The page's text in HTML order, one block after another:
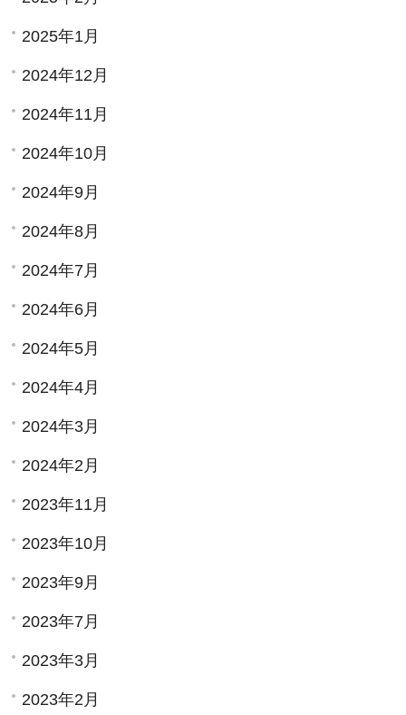
2025年1月
2024年12月
2024年11月
2024年10月
2024年9月
2024年8月
2024年7月
2024年6月
2024年5月
2024年4月
2024年3月
2024年2月
2023年11月
2023年10月
2023年9月
2023年7月
2023年3月
2023年2月